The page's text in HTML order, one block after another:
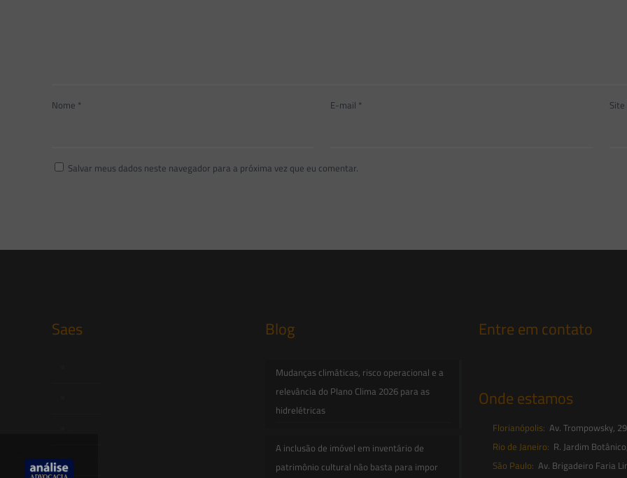
Nome * E-mail * Site
Salvar meus dados neste navegador para a próxima vez que eu comentar.
Saes Blog
Mudanças climáticas, risco operacional e a
relevância do Plano Clima 2026 para as
hidrelétricas
A inclusão de imóvel em inventário de
patrimônio cultural não basta para impor
Entre em contato
Onde estamos
Florianópolis: Av. Trompowsky,
Rio de Janeiro: R. Jardim
São Paulo: Av. Brigadeiro Faria